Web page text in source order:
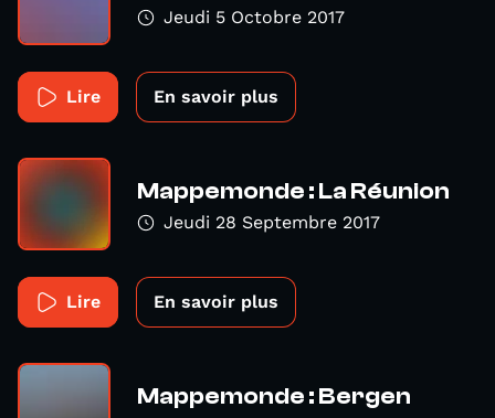
Jeudi 5 Octobre 2017
Lire En savoir plus
Mappemonde : La Réunion
Jeudi 28 Septembre 2017
Lire En savoir plus
Mappemonde : Bergen